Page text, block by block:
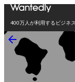
400万人が利用するビジネ